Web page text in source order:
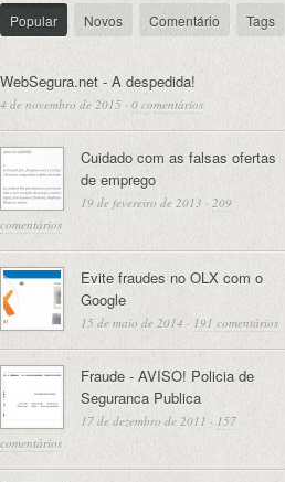
Popular Novos Comentário Tags
WebSegura.net - A despedida!
4 de novembro de 2015 · 0 comentários
Cuidado com as falsas ofertas
de emprego
19 de fevereiro de 2013 · 209
comentários
Evite fraudes no OLX com o
Google
15 de maio de 2014 · 191 comentários
Fraude - AVISO! Policia de
Seguranca Publica
17 de dezembro de 2011 · 157
comentários